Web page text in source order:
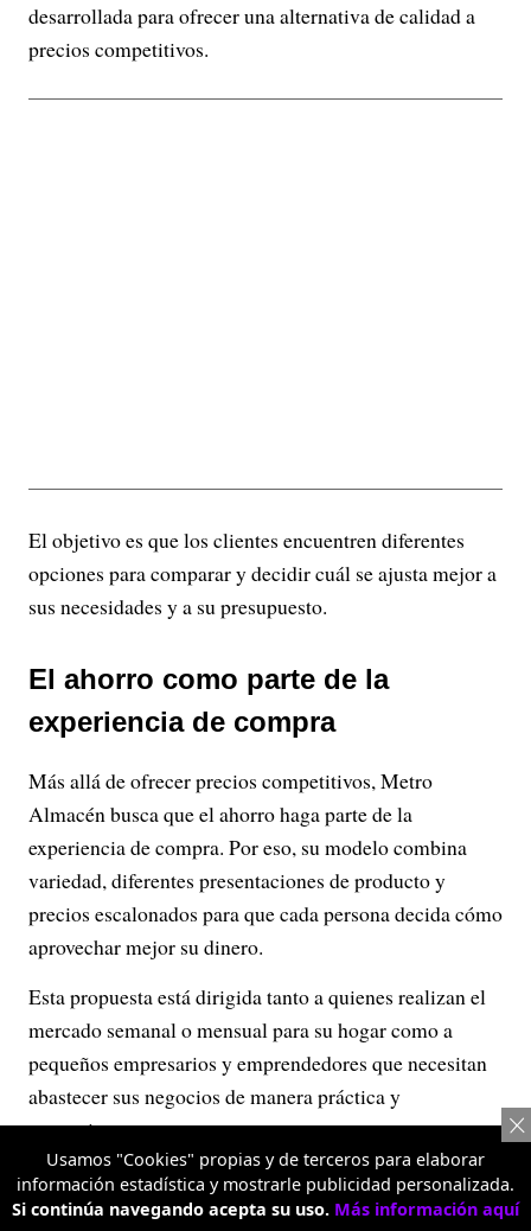
desarrollada para ofrecer una alternativa de calidad a
precios competitivos.
El objetivo es que los clientes encuentren diferentes
opciones para comparar y decidir cuál se ajusta mejor a
sus necesidades y a su presupuesto.
El ahorro como parte de la
experiencia de compra
Más allá de ofrecer precios competitivos, Metro
Almacén busca que el ahorro haga parte de la
experiencia de compra. Por eso, su modelo combina
variedad, diferentes presentaciones de producto y
precios escalonados para que cada persona decida cómo
aprovechar mejor su dinero.
Esta propuesta está dirigida tanto a quienes realizan el
mercado semanal o mensual para su hogar como a
pequeños empresarios y emprendedores que necesitan
abastecer sus negocios de manera práctica y
conveniente.
Actualmente, Metro Almacén ya cuenta con
supermercados en Bogotá, con sedes en Bosa, Fontibón,
Usamos "Cookies" propias y de terceros para elaborar
información estadística y mostrarle publicidad personalizada.
Si continúa navegando acepta su uso. Más información aquí